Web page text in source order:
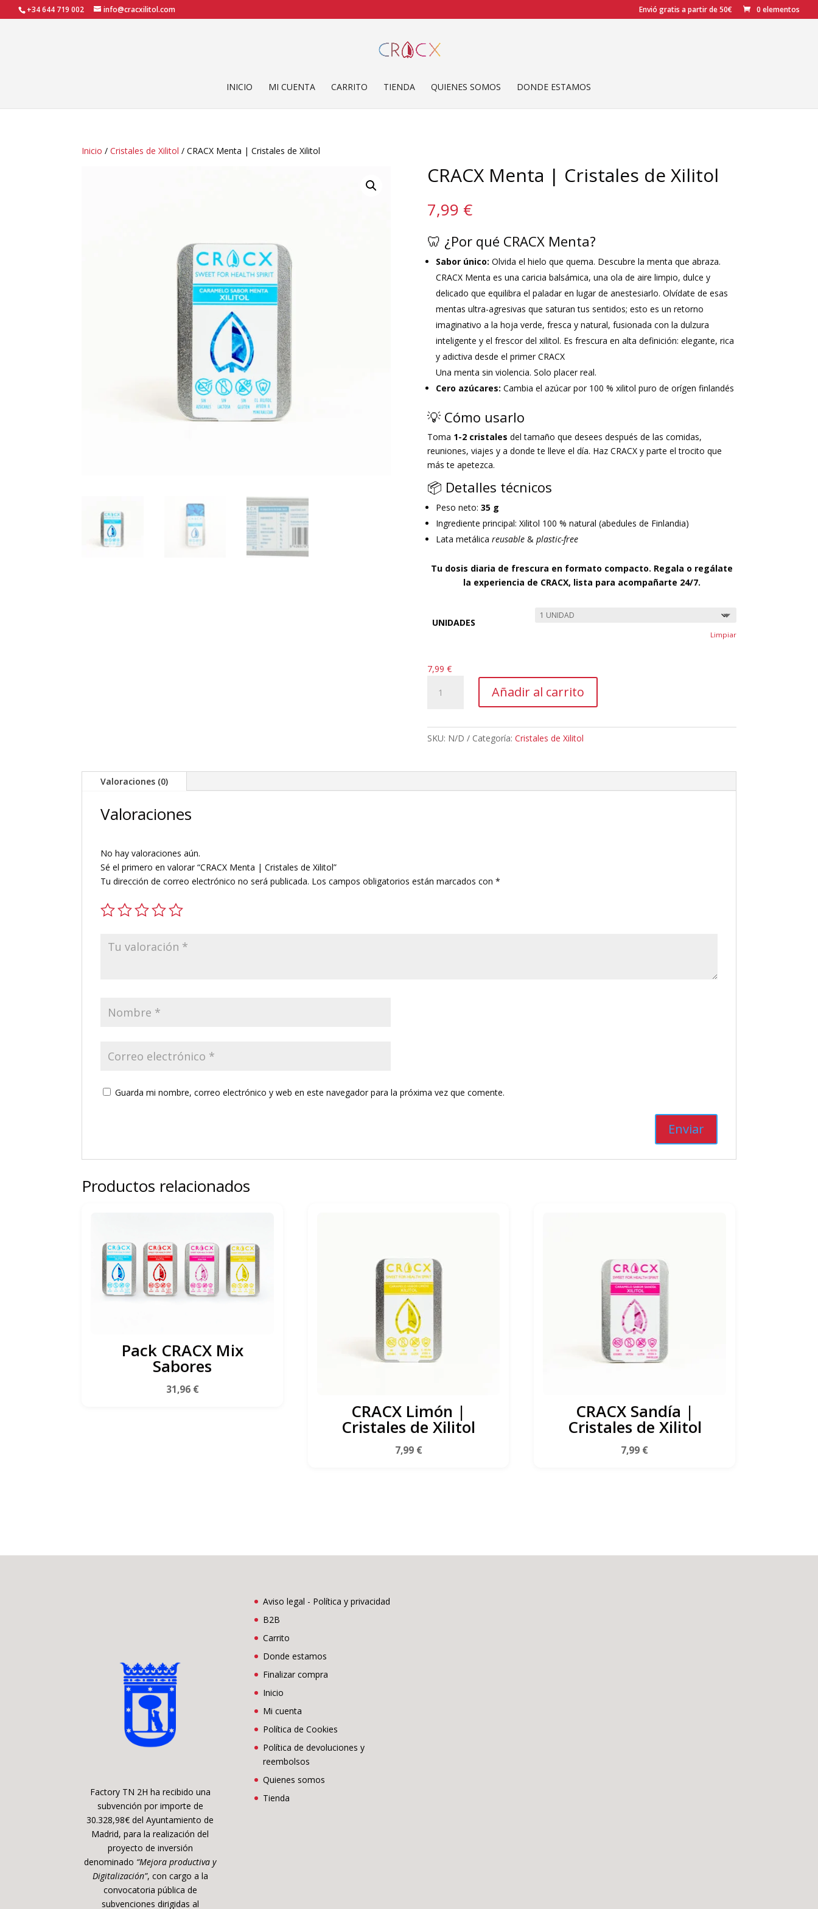
+34 644 719 002 info@cracxilitol.com Envió gratis a partir de 50€ 0 elementos
INICIO MI CUENTA CARRITO TIENDA QUIENES SOMOS DONDE ESTAMOS
Inicio /Cristales de Xilitol / CRACX Menta | Cristales de Xilitol
CRACX Menta | Cristales de Xilitol
7,99 €
🦷 ¿Por qué CRACX Menta?
Sabor único: Olvida el hielo que quema. Descubre la menta que abraza.
CRACX Menta es una caricia balsámica, una ola de aire limpio, dulce y
delicado que equilibra el paladar en lugar de anestesiarlo. Olvídate de esas
mentas ultra-agresivas que saturan tus sentidos; esto es un retorno
imaginativo a la hoja verde, fresca y natural, fusionada con la dulzura
inteligente y el frescor del xilitol. Es frescura en alta definición: elegante, rica
y adictiva desde el primer CRACX
Una menta sin violencia. Solo placer real.
Cero azúcares: Cambia el azúcar por 100 % xilitol puro de orígen finlandés
💡 Cómo usarlo
Toma 1-2 cristales del tamaño que desees después de las comidas,
reuniones, viajes y a donde te lleve el día. Haz CRACX y parte el trocito que
más te apetezca.
📦 Detalles técnicos
Peso neto: 35 g
Ingrediente principal: Xilitol 100 % natural (abedules de Finlandia)
Lata metálica reusable& plastic-free
Tu dosis diaria de frescura en formato compacto. Regala o regálate
la experiencia de CRACX, lista para acompañarte 24/7.
UNIDADES
Limpiar
7,99 €
Menta
de
Añadir al carrito
SKU: N/D Categoría: Cristales de Xilitol
Valoraciones (0)
Valoraciones
No hay valoraciones aún.
Sé el primero en valorar “CRACX Menta | Cristales de Xilitol”
Tu dirección de correo electrónico no será publicada. Los campos obligatorios están marcados con*
Guarda mi nombre, correo electrónico y web en este navegador para la próxima vez que comente.
Productos relacionados
Pack CRACX Mix
Sabores
31,96 €
CRACX Limón |
Cristales de Xilitol
7,99 €
CRACX Sandía |
Cristales de Xilitol
7,99 €
Factory TN 2H ha recibido una
subvención por importe de
30.328,98€ del Ayuntamiento de
Madrid, para la realización del
proyecto de inversión
denominado “Mejora productiva y
Digitalización”, con cargo a la
convocatoria pública de
subvenciones dirigidas al
Aviso legal - Política y privacidad
B2B
Carrito
Donde estamos
Finalizar compra
Inicio
Mi cuenta
Política de Cookies
Política de devoluciones y
reembolsos
Quienes somos
Tienda